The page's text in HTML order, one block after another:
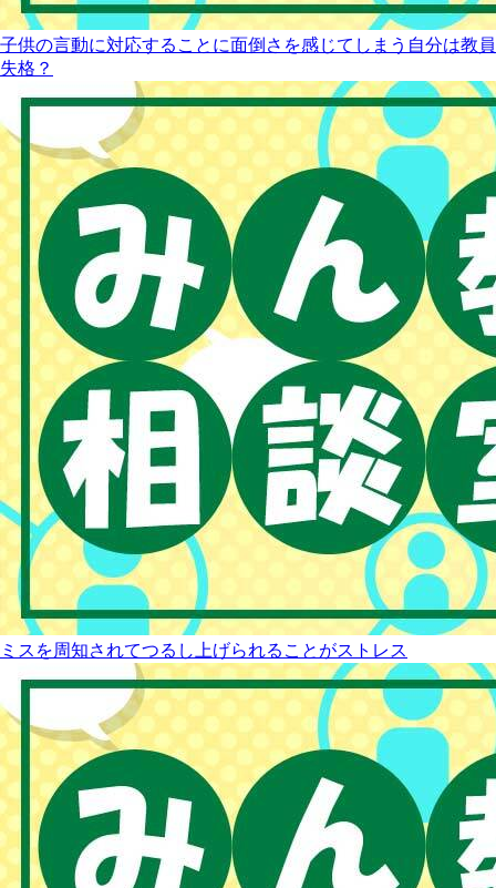
子供の言動に対応することに面倒さを感じてしまう自分は教員
失格？
ミスを周知されてつるし上げられることがストレス